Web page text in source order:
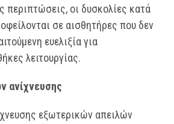
περιπτώσεις, οι δυσκολίες κατά
σε αισθητήρες που δεν
ευελιξία για
λειτουργίας.
ανίχνευσης
εξωτερικών απειλών